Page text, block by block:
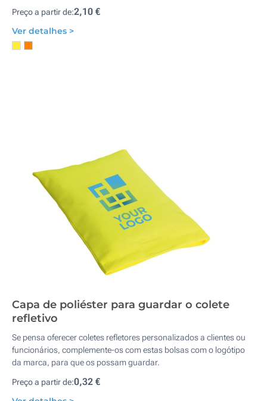
Preço a partir de:2,10 €
Ver detalhes >
Capa de poliéster para guardar o colete
refletivo
Se pensa oferecer coletes refletores personalizados a clientes ou
funcionários, complemente-os com estas bolsas com o logótipo
da marca, para que os possam guardar.
Preço a partir de:0,32 €